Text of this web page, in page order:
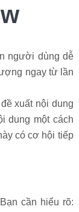
người dùng dễ
ngay từ lần
xuất nội dung
dung một cách
có cơ hội tiếp
cần hiểu rõ: